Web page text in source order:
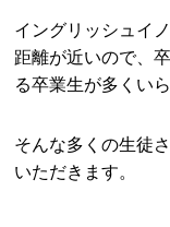
イングリッシュイ
距離が近いので、
る卒業生が多くい
そんな多くの生徒
いただきます。